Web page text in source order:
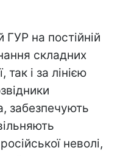
ГУР на постійній
складних
так і за лінією
забезпечують
неволі,